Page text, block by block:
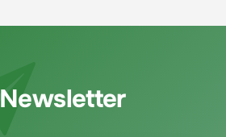
Newsletter